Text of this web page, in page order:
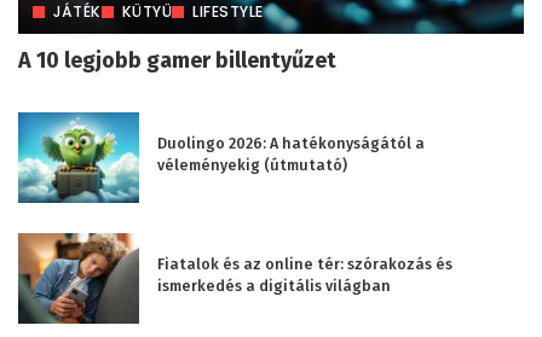
JÁTÉK KÜTYÜ LIFESTYLE
A 10 legjobb gamer billentyűzet
Duolingo 2026: A hatékonyságától a
véleményekig (útmutató)
Fiatalok és az online tér: szórakozás és
ismerkedés a digitális világban